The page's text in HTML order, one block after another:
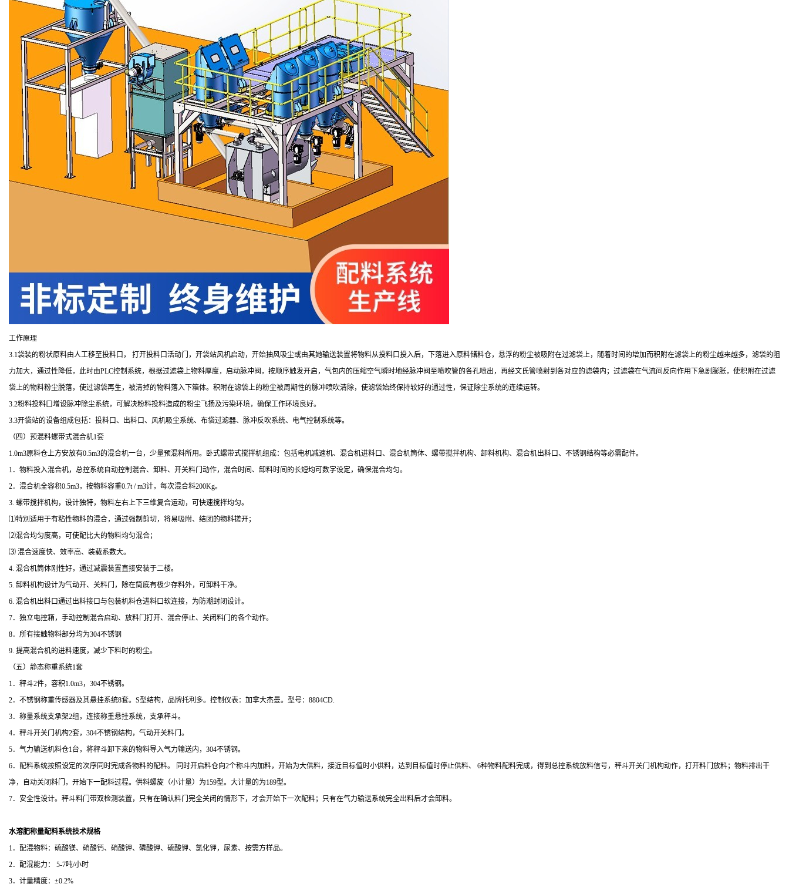
工作原理
3.1袋装的粉状原料由人工移至投料口， 打开投料口活动门，开袋站风机启动，开始抽风吸尘或由其她输送装置将物料从投料口投入后，下落进入原料储料仓，悬浮的粉尘被吸附在过滤袋上，随着时间的增加而积附在滤袋上的粉尘越来越多，滤袋的阻
力加大，通过性降低，此时由PLC控制系统，根据过滤袋上物料厚度，启动脉冲阀，按顺序触发开启，气包内的压缩空气瞬时地经脉冲阀至喷吹管的各孔喷出，再经文氏管喷射到各对应的滤袋内；过滤袋在气流间反向作用下急剧膨胀，使积附在过滤
袋上的物料粉尘脱落，使过滤袋再生，被清掉的物料落入下箱体。积附在滤袋上的粉尘被周期性的脉冲喷吹清除，使滤袋始终保持较好的通过性，保证除尘系统的连续运转。
3.2粉料投料口增设脉冲除尘系统，可解决粉料投料造成的粉尘飞扬及污染环境，确保工作环境良好。
3.3开袋站的设备组成包括：投料口、出料口、风机吸尘系统、布袋过滤器、脉冲反吹系统、电气控制系统等。
（四）预混料螺带式混合机1套
1.0m3原料仓上方安放有0.5m3的混合机一台，少量预混料所用。卧式螺带式搅拌机组成：包括电机减速机、混合机进料口、混合机筒体、螺带搅拌机构、卸料机构、混合机出料口、不锈钢结构等必需配件。
1．物料投入混合机，总控系统自动控制混合、卸料、开关料门动作，混合时间、卸料时间的长短均可数字设定，确保混合均匀。
2．混合机全容积0.5m3，按物料容重0.7t / m3计，每次混合料200Kg。
3. 螺带搅拌机构，设计独特，物料左右上下三维复合运动，可快速搅拌均匀。
⑴特別适用于有粘性物料的混合，通过强制剪切，将易吸附、结团的物料搓开；
⑵混合均匀度高，可使配比大的物料均匀混合；
⑶ 混合速度快、效率高、装载系数大。
4. 混合机筒体刚性好，通过减震装置直接安装于二楼。
5. 卸料机构设计为气动开、关料门，除在筒底有极少存料外，可卸料干净。
6. 混合机出料口通过出料接口与包装机料仓进料口软连接，为防潮封闭设计。
7．独立电控箱，手动控制混合启动、放料门打开、混合停止、关闭料门的各个动作。
8．所有接触物料部分均为304不锈钢
9. 提高混合机的进料速度，减少下料时的粉尘。
（五）静态称重系统1套
1．秤斗2件，容积1.0m3， 304不锈钢。
2．不锈钢称重传感器及其悬挂系统8套。 S型结构，品牌托利多。控制仪表：加拿大杰曼。型号： 8804CD.
3．称量系统支承架2组，连接称重悬挂系统，支承秤斗。
4．秤斗开关门机构2套， 304不锈钢结构，气动开关料门。
5．气力输送机料仓1台，将秤斗卸下来的物料导入气力输送内， 304不锈钢。
6．配料系统按照设定的次序同时完成各物料的配料。 同时开启料仓向2个称斗内加料，开始为大供料，接近目标值时小供料，达到目标值时停止供料、 6种物料配料完成，得到总控系统放料信号，秤斗开关门机构动作，打开料门放料；物料排出干
净，自动关闭料门，开始下一配料过程。供料螺旋（小计量）为159型。大计量的为189型。
7．安全性设计。秤斗料门带双检测装置，只有在确认料门完全关闭的情形下，才会开始下一次配料；只有在气力输送系统完全出料后才会卸料。
水溶肥称量配料系统技术规格
1．配混物料：硫酸镁、硝酸钙、硝酸钾、磷酸钾、硫酸钾、氯化钾， 尿素、按需方样品。
2．配混能力： 5-7吨/小时
3．计量精度：±0.2%